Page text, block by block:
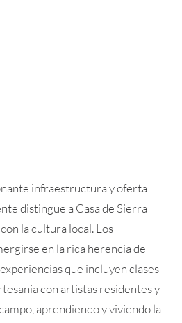
infraestructura y oferta
distingue a Casa de Sierra
la cultura local. Los
en la rica herencia de
que incluyen clases
con artistas residentes y
aprendiendo y viviendo la